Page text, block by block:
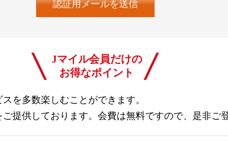
Jマイル会員だけの
お得なポイント
を多数楽しむことができます。
提供しております。会費は無料ですので、是非ご